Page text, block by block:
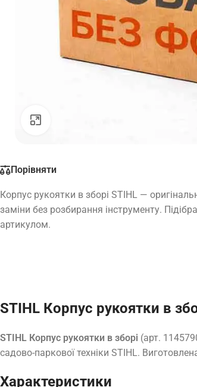
Порівняти
Корпус рукоятки в зборі STIHL —
заміни без розбирання інструменту.
артикулом.
STIHL Корпус рукоятки в
STIHL Корпус рукоятки в зборі (арт.
садово-паркової техніки STIHL.
Характеристики